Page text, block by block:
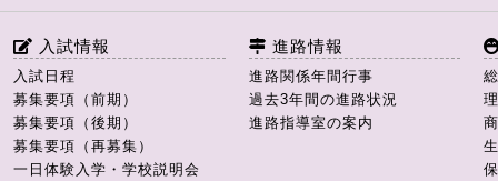
入試情報
入試日程
募集要項（前期）
募集要項（後期）
募集要項（再募集）
一日体験入学・学校説明会
進路情報
進路関係年間行事
過去3年間の進路状況
進路指導室の案内